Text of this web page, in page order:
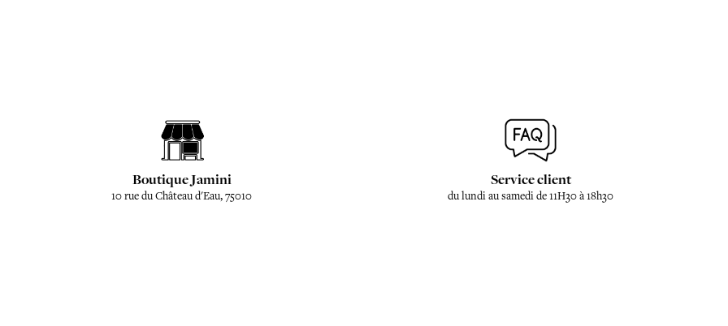
Boutique Jamini
10 rue du Château d'Eau, 75010
Service client
du lundi au samedi de 11H30 à 18h30